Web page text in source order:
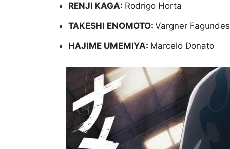
RENJI KAGA: Rodrigo Horta
TAKESHI ENOMOTO: Vargner Fagundes
HAJIME UMEMIYA: Marcelo Donato